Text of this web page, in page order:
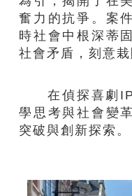
奮力的抗爭。案
時社會中根深蒂
社會矛盾，刻意栽
在偵探喜劇IP
學思考與社會變
突破與創新探索。